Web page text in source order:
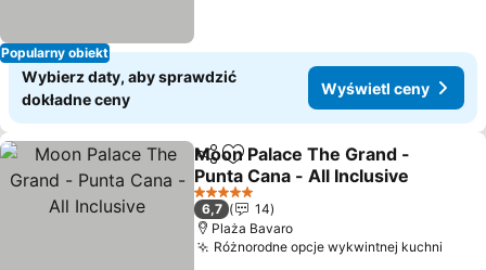
Popularny obiekt
Wybierz daty, aby sprawdzić
dokładne ceny
Wyświetl ceny
Udostępnij
Dodaj do ulubionych
Moon Palace The Grand -
Punta Cana - All Inclusive
Wyświetl ceny
5 Kategoria
6,7
14
Plaża Bavaro
Różnorodne opcje wykwintnej kuchni